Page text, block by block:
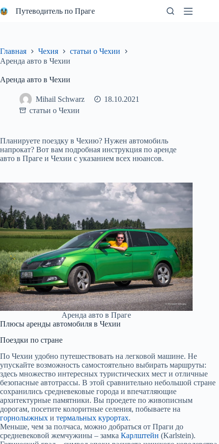
к
Путеводитель по Праге
Главная Чехия
статьи о Чехии
Аренда авто в Чехии
Аренда авто в Чехии
Mihail Schwarz
18.10.2021
статьи о Чехии
Планируете поездку в Чехию? Нужен автомобиль
напрокат? Вот вам подробная инструкция по аренде
авто в Праге и Чехии с указанием всех нюансов.
Аренда авто в Праге
Плюсы аренды автомобиля в Чехии
Поездки по стране
По Чехии удобно путешествовать на легковой машине. Не
упускайте возможность самостоятельно выбирать маршруты:
здесь множество интересных туристических мест и отличные
безопасные автотрассы. В этой сравнительно небольшой стране
сохранились средневековые города и впечатляющие
архитектурные памятники. Вы проедете по живописным
дорогам, посетите колоритные селения, побываете на
горнолыжных и термальных курортах.
Меньше, чем за полчаса, можно добраться от Праги до
средневековой жемчужины – замка Карлштейн (Karlstein).